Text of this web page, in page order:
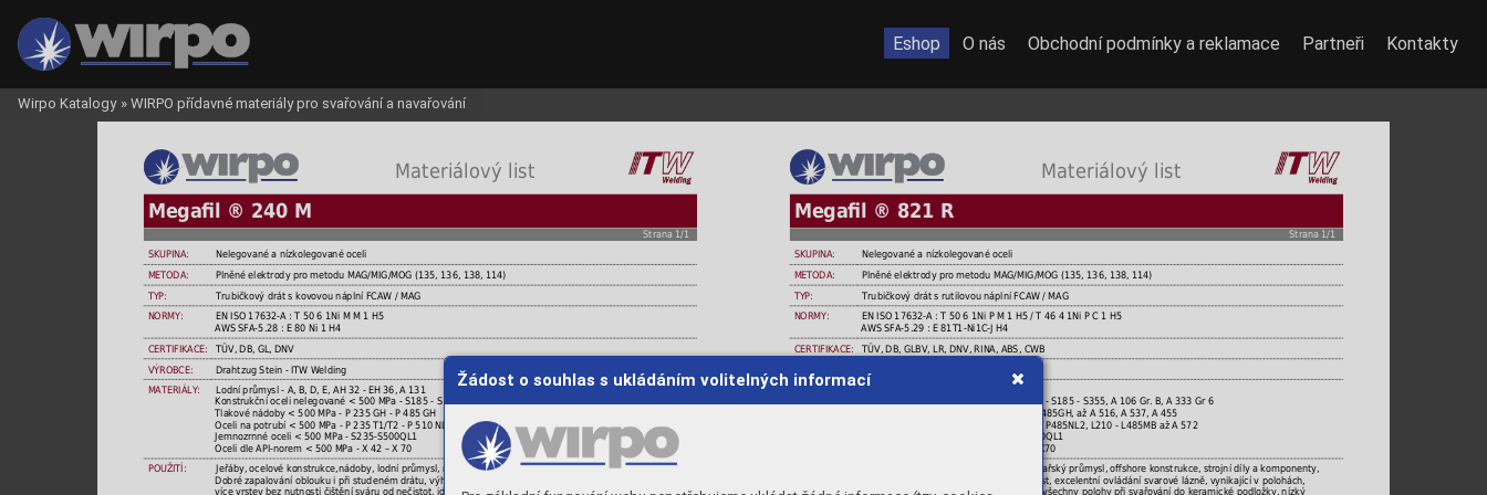
Žádost o souhlas s ukládáním volitelných informací
Materiálový list
Megaﬁl ® 240 M
Strana 1/1
SKUPINA: Nelegované a nízkolegované oceli
METODA: Plněné elektrody pro metodu MAG/MIG/MOG (135, 136, 138, 114)
TYP: Trubičkový drát s kovovou náplní FCAW / MAG
NORMY:
EN ISO 17632-A : T 50 6 1Ni M M 1 H5
AWS SFA-5.28 : E 80 Ni 1 H4
CERTIFIKACE:
TÜV, DB, GL, DNV
VÝROBCE:
Drahtzug Stein - ITW Welding
MATERIÁLY: Lodní průmysl - A, B, D, E, AH 32 - EH 36, A 131
Konstrukční oceli nelegované < 500 MPa - S185 - S 500,A 106 Gr. B, A 333 Gr. 6, A 516
Tlakové nádoby < 500 MPa - P 235 GH - P 485 GH
Oceli na potrubí < 500 MPa - P 235 T1/T2 - P 510 NL2, L210 - L485MB
Jemnozrnné oceli < 500 MPa - S235-S500QL1
Oceli dle API-norem < 500 MPa - X 42 – X 70
POUŽITÍ:
Jeřáby, ocelové konstrukce,nádoby, lodní průmysl, mechanické díly.
Dobré zapalování oblouku i při studeném drátu, výhodný pro aplikace se svařovacími roboty, svařování na
více vrstev bez nutnosti čištění sváru od nečistot, ideální jak pro krátký oblouk tak i pro sprchový proces,
Materiálový list
Megaﬁl ® 821 R
Strana 1/1
SKUPINA: Nelegované a nízkolegované oceli
METODA: Plněné elektrody pro metodu MAG/MIG/MOG (135, 136, 138, 114)
TYP: Trubičkový drát s rutilovou náplní FCAW / MAG
NORMY:
EN ISO 17632-A : T 50 6 1Ni P M 1 H5 / T 46 4 1Ni P C 1 H5
AWS SFA-5.29 : E 81T1-Ni1C-J H4
CERTIFIKACE:
TÜV, DB, GLBV, LR, DNV, RINA, ABS, CWB
Konstrukční nelegované oceli < 500 MPa - S185 - S355, A 106 Gr. B, A 333 Gr 6
Tlakové nádoby < 500 MPa - P235GH - P485GH, až A 516, A 537, A 455
Ocel na potrubí < 500 MPa - P235T1/T2 - P485NL2, L210 - L485MB až A 572
Jemnozrnné oceli < 500 MPa - S255-S460QL1
Ocel dle API-norem < 500 MPa - X42 až X70
Ocelové konstrukce, tlakové nádoby, loďařský průmysl, oﬀshore konstrukce, strojní díly a komponenty,
potrubní díly a tlakové rozvody, CTOD test, excelentní ovládání svarové lázně, vynikající v polohách,
vhodný pro orbitální svařování MAG, pro všechny polohy při svařování do keramické podložky, nízký
Eshop O nás Obchodní podmínky a reklamace Partneři Kontakty
Wirpo Katalogy » WIRPO přídavné materiály pro svařování a navařování